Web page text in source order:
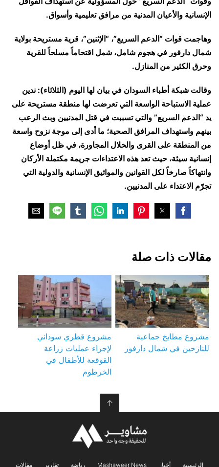
الإنسانية والأعيان المدنية من مرافق تعليمية وأسواق.
وهاجمت قوات “الدعم السريع”، “الإثنين”، قرية مستريحة بولاية
شمال دارفور في هجوم شامل، شمل اقتحاماً مسلحاً للقرية
وحرق الكثير من المنازل.
وقالت شبكة أطباء السودان في بيان لها اليوم (الثلاثاء): ندين
عملية الاستباحة الواسعة التي تعرضت لها منطقة مستريحة على
يد “الدعم السريع” والتي تسببت في قتل المدنيين وبث الرعب
بينهم واستهداف المرافق الصحية؛ ما أدى إلى موجة نزوح واسعة
من المنطقة على القرى والحلال المجاورة، في ظل أوضاع
إنسانية سيئة، حيث تعد هذه الاعتداءات جريمة مكتملة الأركان
وانتهاكاً صارخاً لكل القوانين والمواثيق الإنسانية والدولية التي
تجرّم الاعتداء على المدنيين.
مقالات ذات صلة
مشروع مطابخ جماعية
للنازحين في شمال دارفور
مشروع قطري سوداني
لإجراء عمليات زراعة
القوقعة للأطفال في
الخرطوم
↑
الرئيسية أخبار Mashaweer News رياضة تقارير مقالات